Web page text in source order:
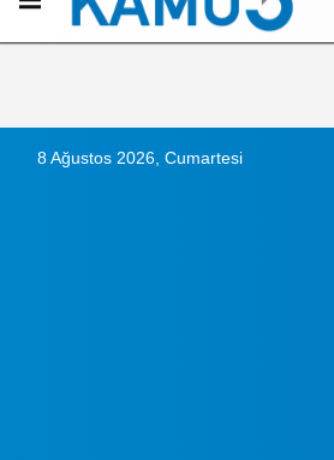
İletişim Çerez Politikası
8 Ağustos 2026, Cumartesi